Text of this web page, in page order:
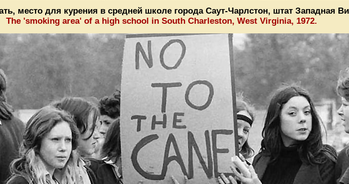
место для курения в средней школе города Саут-Чарлстон, штат Западная
The 'smoking area' of a high school in South Charleston, West Virginia, 1972.